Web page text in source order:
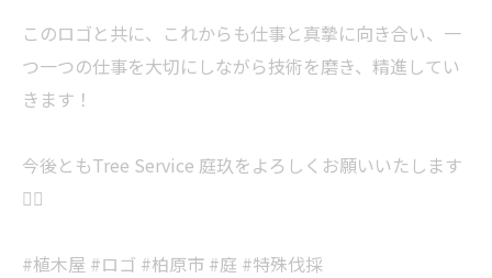
このロゴと共に、これからも仕事と真摯に向き合い、一
つ一つの仕事を大切にしながら技術を磨き、精進してい
きます！
今後ともTree Service 庭玖をよろしくお願いいたします
🙇‍♂️
#植木屋 #ロゴ #柏原市 #庭 #特殊伐採